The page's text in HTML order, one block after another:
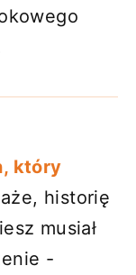
który
historię
musiał
-